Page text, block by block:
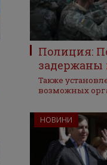
Полиция:
задержаны
Также
возможных
НОВИНИ